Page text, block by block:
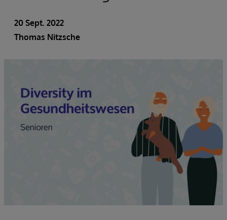
20 Sept. 2022
Thomas Nitzsche